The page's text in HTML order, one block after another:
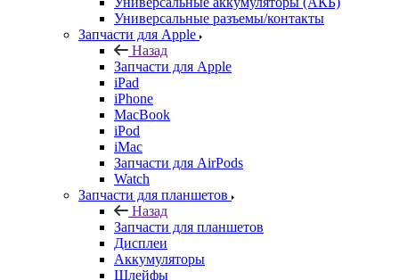
Универсальные разъемы/контакты
Запчасти для Apple
Назад
Запчасти для Apple
iPad
iPhone
MacBook
iPod
iMac
Запчасти для AirPods
Watch
Запчасти для планшетов
Назад
Запчасти для планшетов
Дисплеи
Аккумуляторы
Шлейфы